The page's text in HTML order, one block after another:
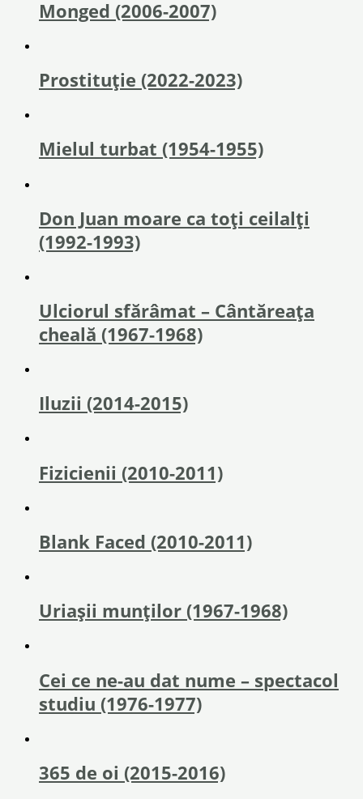
Monged (2006-2007)
Prostituție (2022-2023)
Mielul turbat (1954-1955)
Don Juan moare ca toți ceilalți
(1992-1993)
Ulciorul sfărâmat – Cântăreața
cheală (1967-1968)
Iluzii (2014-2015)
Fizicienii (2010-2011)
Blank Faced (2010-2011)
Uriaşii munţilor (1967-1968)
Cei ce ne-au dat nume – spectacol
studiu (1976-1977)
365 de oi (2015-2016)